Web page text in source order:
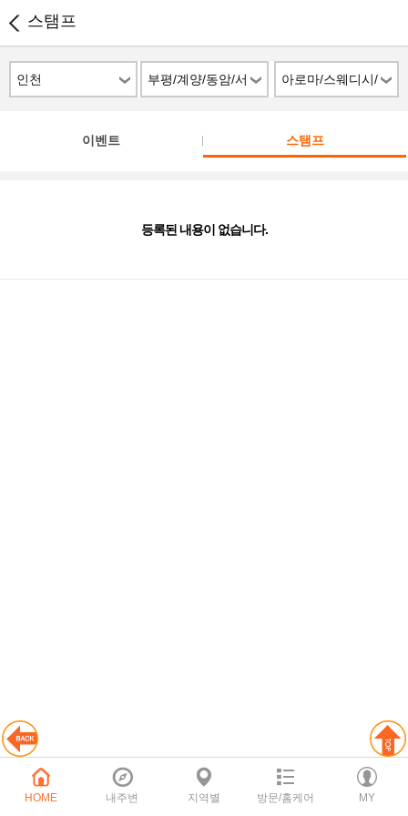
스탬프
인천
부평/계양/동암/서
구
아로마/스웨디시/
스파
이벤트 스탬프
등록된 내용이 없습니다.
HOME 내주변 지역별 방문/홈케어 MY